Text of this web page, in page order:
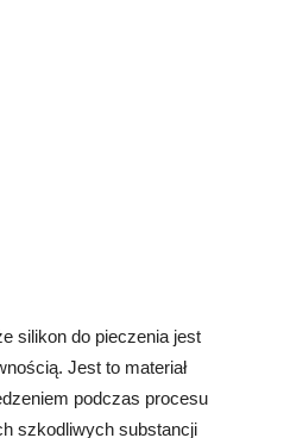
silikon do pieczenia jest
Jest to materiał
podczas procesu
szkodliwych substancji